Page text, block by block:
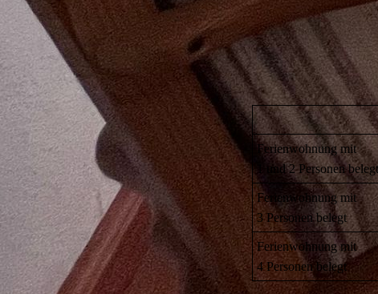
Ferienwohnung mit
1 und 2 Personen
Ferienwohnung mit
3 Personen belegt
Ferienwohnung mit
4 Personen belegt